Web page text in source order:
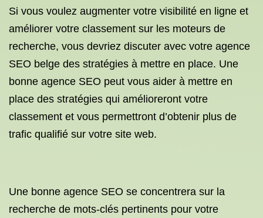
Si vous voulez augmenter votre visibilité en ligne et
améliorer votre classement sur les moteurs de
recherche, vous devriez discuter avec votre agence
SEO belge des stratégies à mettre en place. Une
bonne agence SEO peut vous aider à mettre en
place des stratégies qui amélioreront votre
classement et vous permettront d’obtenir plus de
trafic qualifié sur votre site web.
Une bonne agence SEO se concentrera sur la
recherche de mots-clés pertinents pour votre